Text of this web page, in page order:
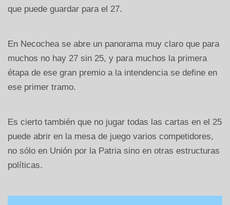
que puede guardar para el 27.
En Necochea se abre un panorama muy claro que para
muchos no hay 27 sin 25, y para muchos la primera
étapa de ese gran premio a la intendencia se define en
ese primer tramo.
Es cierto también que no jugar todas las cartas en el 25
puede abrir en la mesa de juego varios competidores,
no sólo en Unión por la Patria sino en otras estructuras
políticas.